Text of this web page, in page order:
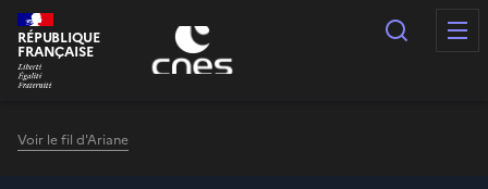
Panneau de gestion des cookies
RÉPUBLIQUE
FRANÇAISE
Voir le fil d'Ariane